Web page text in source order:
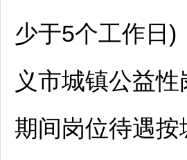
少于5个工作日)
义市城镇公益
期间岗位待遇